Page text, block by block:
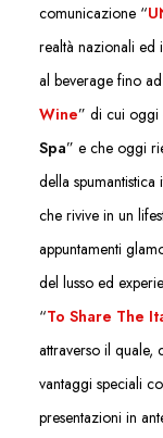
comunicazione “
realtà nazionali ed
al beverage fino
Wine” di cui oggi
Spa” e che oggi
della
che rivive in un
appuntamenti
del lusso ed
“To Share The
attraverso il quale,
vantaggi speciali
presentazioni in